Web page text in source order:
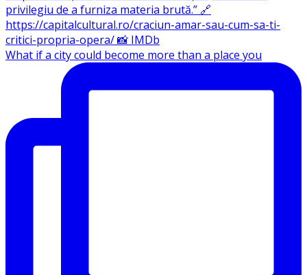
What if a city could become more than a place you